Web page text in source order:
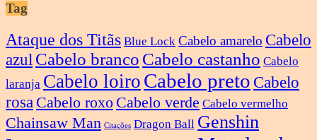
Tag
Ataque dos Titãs Blue Lock Cabelo amarelo Cabelo
azul Cabelo branco Cabelo castanho Cabelo
laranja Cabelo loiro Cabelo preto Cabelo
rosa Cabelo roxo Cabelo verde Cabelo vermelho
Chainsaw Man Citações Dragon Ball Genshin